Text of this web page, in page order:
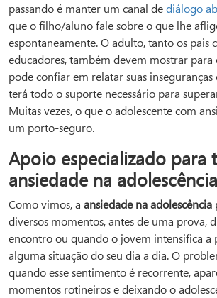
passando é manter um canal dediálogo
que o filho/aluno fale sobre o que lhe
espontaneamente. O adulto, tanto os pais
educadores, também devem mostrar
pode confiar em relatar suas inseguranças
terá todo o suporte necessário para
Muitas vezes, o que o adolescente com
um porto-seguro.
Apoio especializado para
ansiedade na adolescência
Como vimos, a ansiedade na adolescência
diversos momentos, antes de uma prova,
encontro ou quando o jovem intensifica a
alguma situação do seu dia a dia. O
quando esse sentimento é recorrente,
momentos rotineiros e deixando o